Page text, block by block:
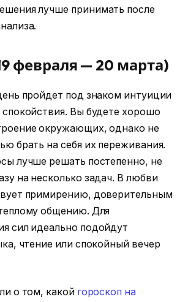
лучше принимать после
февраля — 20 марта)
пройдет под знаком интуиции
спокойствия. Вы будете хорошо
окружающих, однако не
брать на себя их переживания.
лучше решать постепенно, не
на несколько задач. В любви
примирению, доверительным
общению. Для
сил идеально подойдут
чтение или спокойный вечер
о том, какой гороскоп на